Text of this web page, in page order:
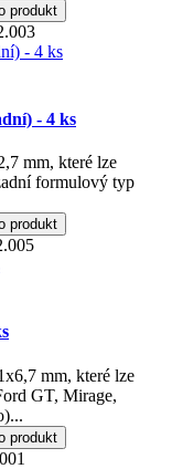
produkt
- 4 ks
mm, které lze
formulový typ
produkt
mm, které lze
GT, Mirage,
produkt